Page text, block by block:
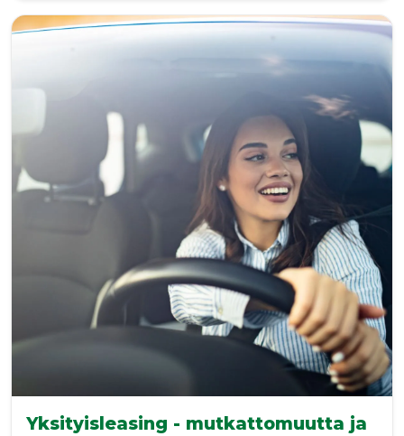
Yksityisleasing - mutkattomuutta ja